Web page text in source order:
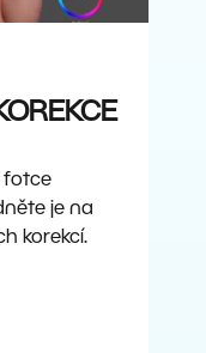
fotce
je na
korekcí.